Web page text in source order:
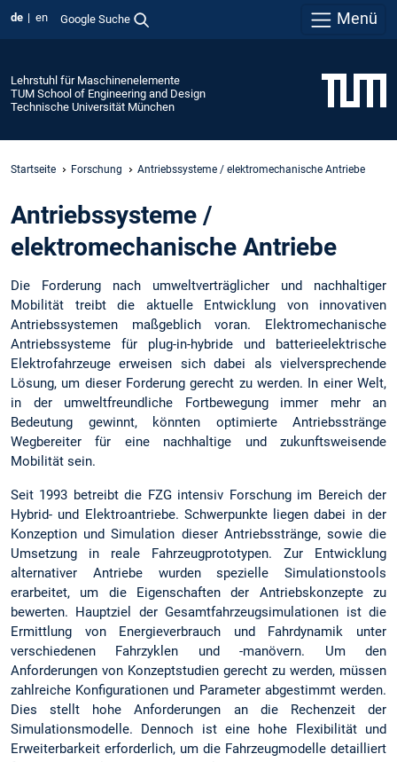
de en Google Suche Menü
Lehrstuhl für Maschinenelemente
TUM School of Engineering and Design
Technische Universität München
Startseite Forschung Antriebssysteme / elektromechanische Antriebe
Antriebssysteme /
elektromechanische Antriebe
Die Forderung nach umweltverträglicher und nachhaltiger
Mobilität treibt die aktuelle Entwicklung von innovativen
Antriebssystemen maßgeblich voran. Elektromechanische
Antriebssysteme für plug-in-hybride und batterieelektrische
Elektrofahrzeuge erweisen sich dabei als vielversprechende
Lösung, um dieser Forderung gerecht zu werden. In einer Welt,
in der umweltfreundliche Fortbewegung immer mehr an
Bedeutung gewinnt, könnten optimierte Antriebsstränge
Wegbereiter für eine nachhaltige und zukunftsweisende
Mobilität sein.
Seit 1993 betreibt die FZG intensiv Forschung im Bereich der
Hybrid- und Elektroantriebe. Schwerpunkte liegen dabei in der
Konzeption und Simulation dieser Antriebsstränge, sowie die
Umsetzung in reale Fahrzeugprototypen. Zur Entwicklung
alternativer Antriebe wurden spezielle Simulationstools
erarbeitet, um die Eigenschaften der Antriebskonzepte zu
bewerten. Hauptziel der Gesamtfahrzeugsimulationen ist die
Ermittlung von Energieverbrauch und Fahrdynamik unter
verschiedenen Fahrzyklen und -manövern. Um den
Anforderungen von Konzeptstudien gerecht zu werden, müssen
zahlreiche Konfigurationen und Parameter abgestimmt werden.
Dies stellt hohe Anforderungen an die Rechenzeit der
Simulationsmodelle. Dennoch ist eine hohe Flexibilität und
Erweiterbarkeit erforderlich, um die Fahrzeugmodelle detailliert